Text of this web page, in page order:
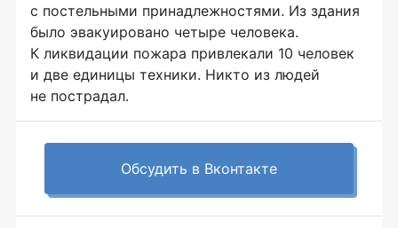
с постельными принадлежностями. Из здания
было эвакуировано четыре человека.
К ликвидации пожара привлекали 10 человек
и две единицы техники. Никто из людей
не пострадал.
Обсудить в Вконтакте